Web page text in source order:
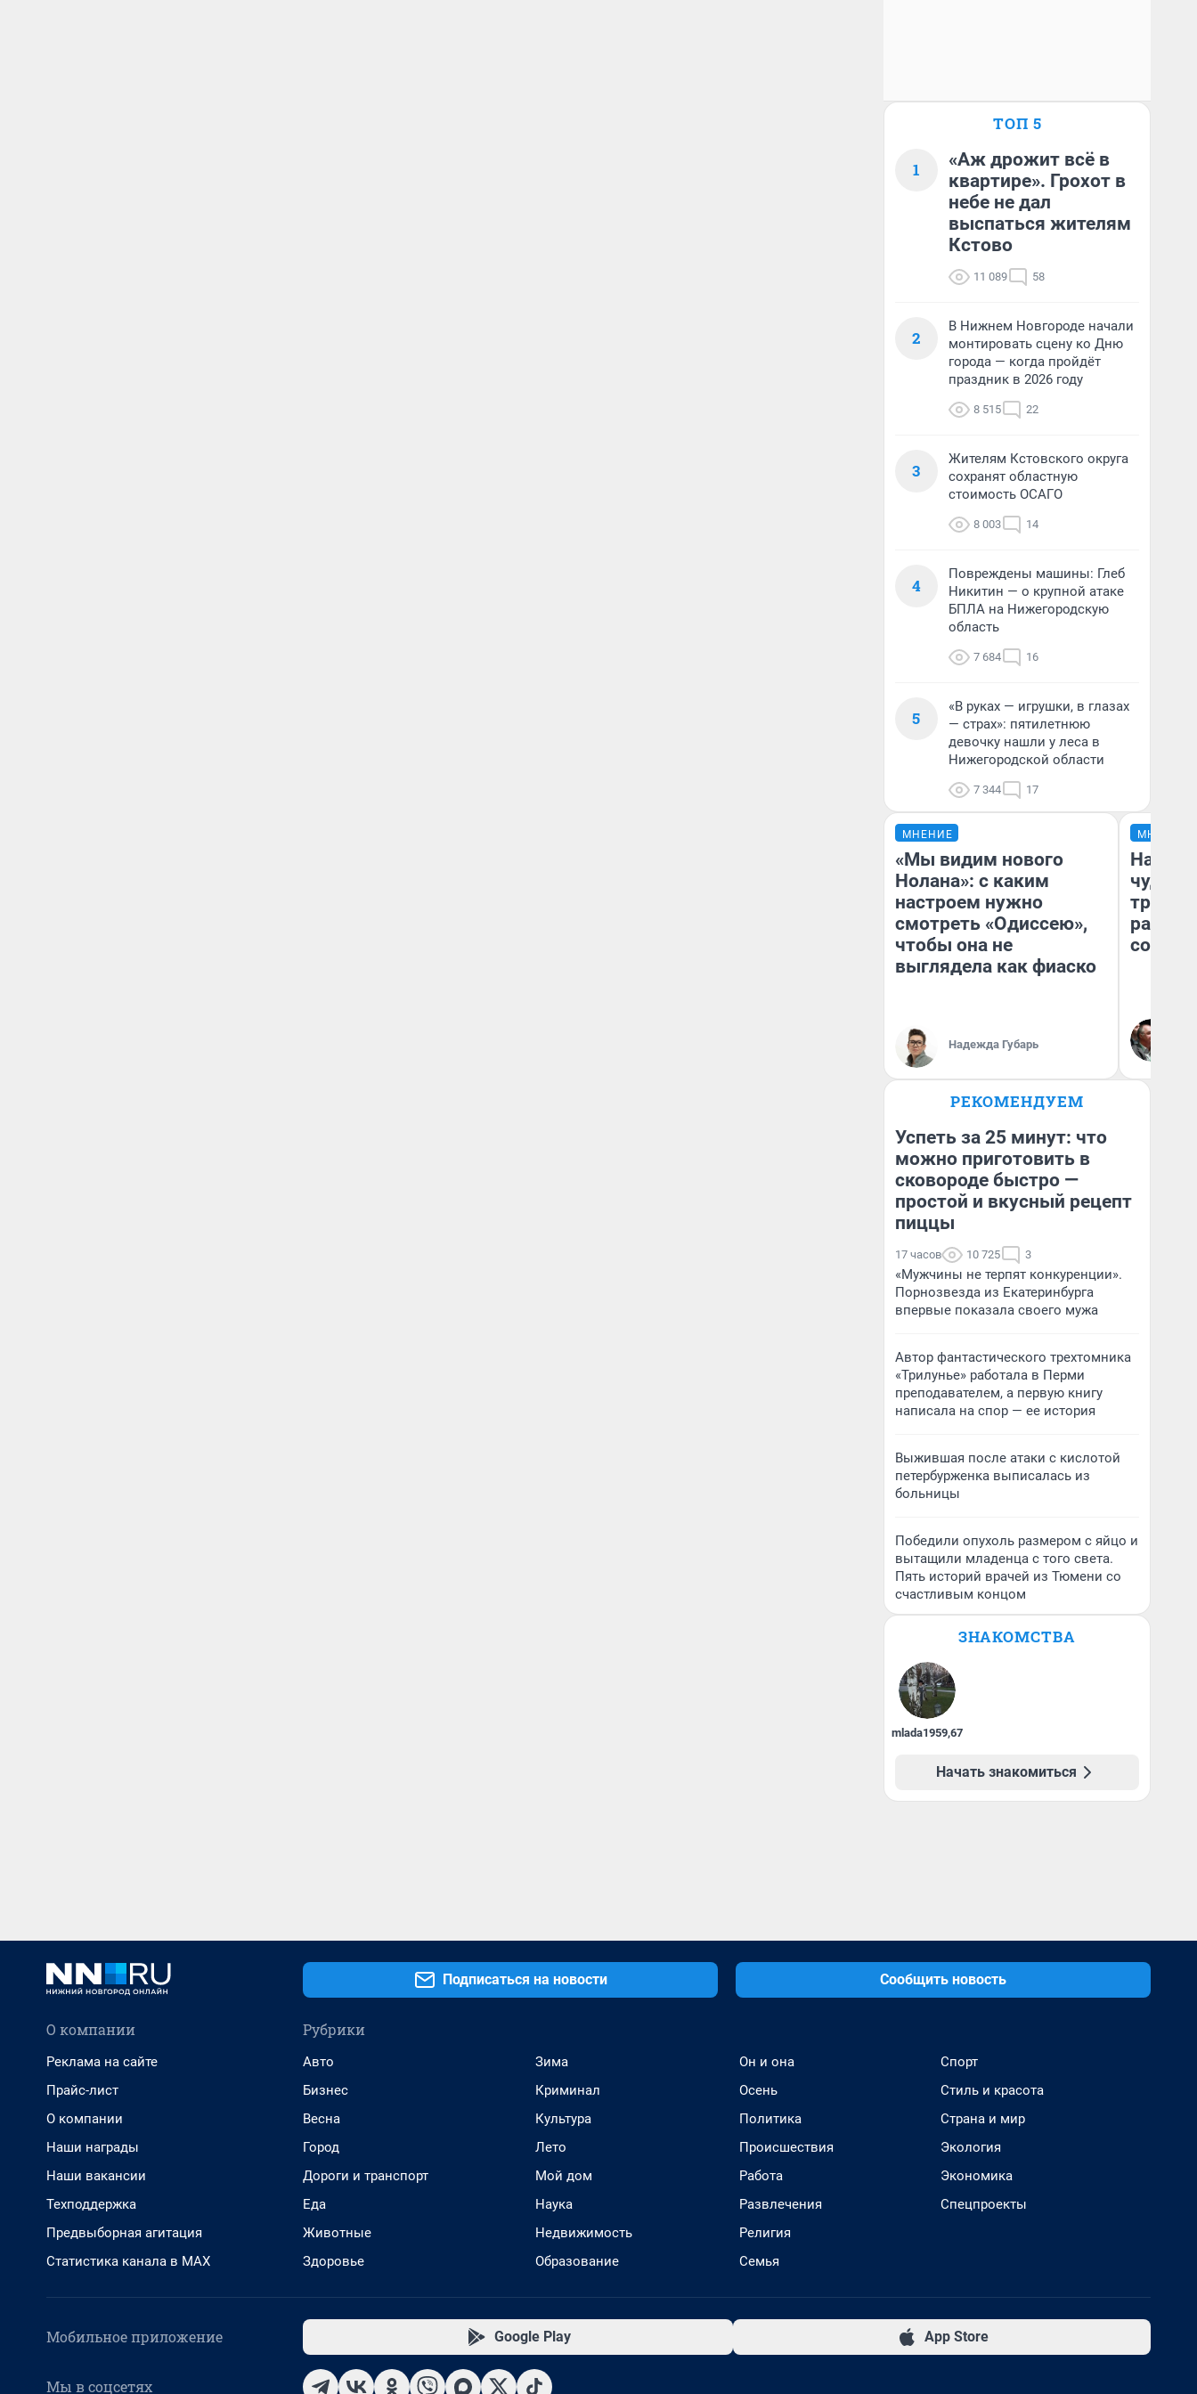
ТОП 5
1
«Аж дрожит всё в
квартире». Грохот в
небе не дал
выспаться жителям
Кстово
11 089 58
2
В Нижнем Новгороде начали
монтировать сцену ко Дню
города — когда пройдёт
праздник в 2026 году
8 515 22
3
Жителям Кстовского округа
сохранят областную
стоимость ОСАГО
8 003 14
4
Повреждены машины: Глеб
Никитин — о крупной атаке
БПЛА на Нижегородскую
область
7 684 16
5
«В руках — игрушки, в глазах
— страх»: пятилетнюю
девочку нашли у леса в
Нижегородской области
7 344 17
МНЕНИЕ
«Мы видим нового
Нолана»: с каким
настроем нужно
смотреть «Одиссею»,
чтобы она не
выглядела как фиаско
Надежда Губарь
МНЕНИЕ
чудом
РЕКОМЕНДУЕМ
Успеть за 25 минут: что
можно приготовить в
сковороде быстро —
простой и вкусный рецепт
пиццы
17 часов 10 725 3
«Мужчины не терпят конкуренции».
Порнозвезда из Екатеринбурга
впервые показала своего мужа
Автор фантастического трехтомника
«Трилунье» работала в Перми
преподавателем, а первую книгу
написала на спор — ее история
Выжившая после атаки с кислотой
петербурженка выписалась из
больницы
Победили опухоль размером с яйцо и
вытащили младенца с того света.
Пять историй врачей из Тюмени со
счастливым концом
ЗНАКОМСТВА
mlada1959,67
Начать знакомиться
Подписаться на новости Сообщить новость
О компании
Реклама на сайте
Прайс-лист
О компании
Наши награды
Наши вакансии
Техподдержка
Предвыборная агитация
Статистика канала в MAX
Рубрики
Авто
Бизнес
Весна
Город
Дороги и транспорт
Еда
Животные
Здоровье
Зима
Криминал
Культура
Лето
Мой дом
Наука
Недвижимость
Образование
Он и она
Осень
Политика
Происшествия
Работа
Развлечения
Религия
Семья
Спорт
Стиль и красота
Страна и мир
Экология
Экономика
Спецпроекты
Мобильное приложение Google Play App Store
Мы в соцсетях